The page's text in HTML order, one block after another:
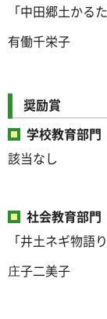
「中田郷土か
有働千栄子
奨励賞
学校教育部門
該当なし
社会教育部門
「井土ネギ物語
庄子二美子